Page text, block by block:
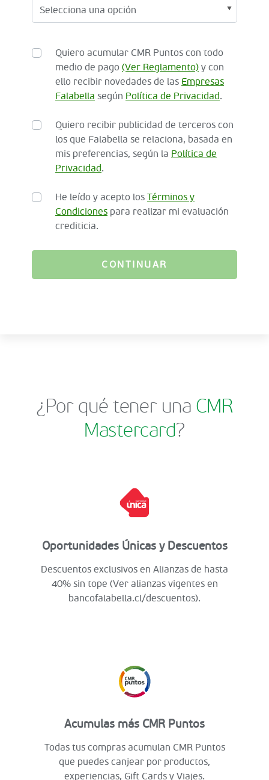
Quiero acumular CMR Puntos con todo
medio de pago (Ver Reglamento) y con
ello recibir novedades de las Empresas
Falabella según Política de Privacidad.
Quiero recibir publicidad de terceros con
los que Falabella se relaciona, basada en
mis preferencias, según la Política de
Privacidad.
He leído y acepto los Términos y
Condiciones para realizar mi evaluación
crediticia.
CONTINUAR
¿Por qué tener una CMR
Mastercard?
Oportunidades Únicas y Descuentos
Descuentos exclusivos en Alianzas de hasta
40% sin tope (Ver alianzas vigentes en
bancofalabella.cl/descuentos).
Acumulas más CMR Puntos
Todas tus compras acumulan CMR Puntos
que puedes canjear por productos,
experiencias, Gift Cards y Viajes.